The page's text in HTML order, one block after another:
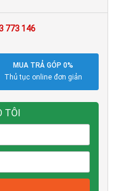
773 146
MUA TRẢ GÓP 0%
Thủ tục online đơn giản
TÔI